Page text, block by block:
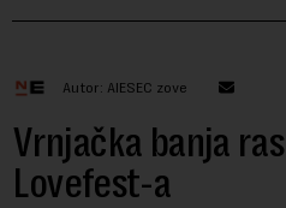
Autor: AIESEC zove
Vrnjačka banja
Lovefest-a